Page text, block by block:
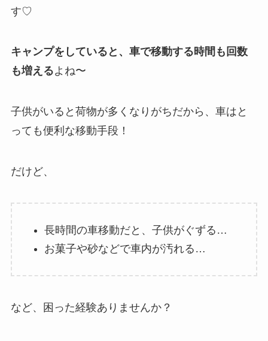
す♡
キャンプをしていると、車で移動する時間も回数
も増えるよね〜
子供がいると荷物が多くなりがちだから、車はと
っても便利な移動手段！
だけど、
長時間の車移動だと、子供がぐずる…
お菓子や砂などで車内が汚れる…
など、困った経験ありませんか？